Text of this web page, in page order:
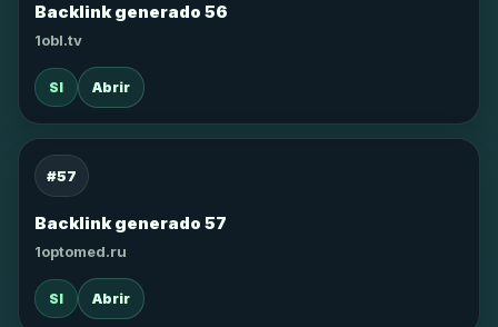
Backlink generado 56
1obl.tv
SI Abrir
#57
Backlink generado 57
1optomed.ru
SI Abrir